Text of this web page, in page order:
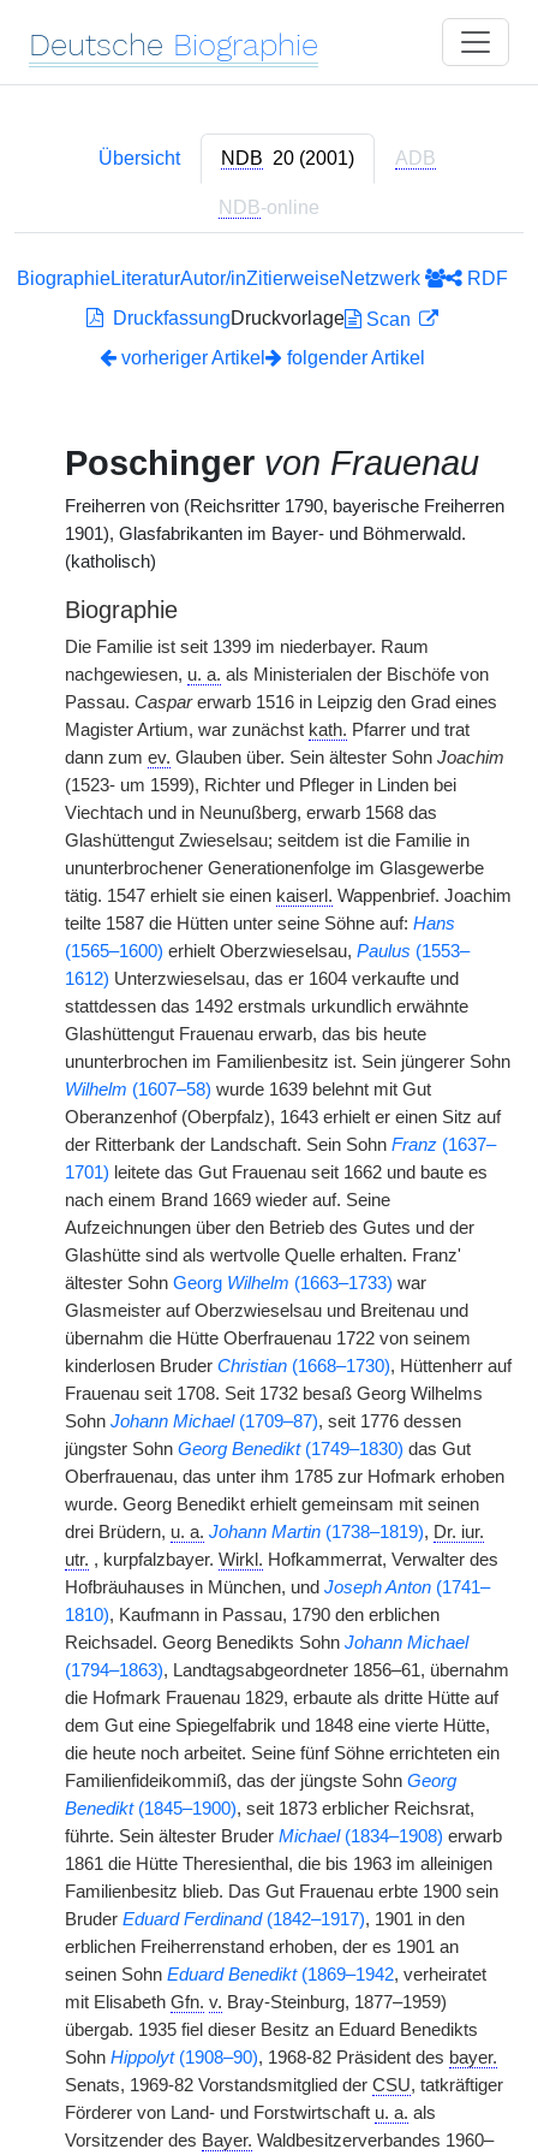
Deutsche Biographie
Übersicht NDB 20 (2001) ADB
NDB-online
BiographieLiteraturAutor/inZitierweiseNetzwerk
RDF
DruckfassungDruckvorlage
Scan
vorheriger Artikel
folgender Artikel
Poschinger von Frauenau
Freiherren von (Reichsritter 1790, bayerische Freiherren
1901), Glasfabrikanten im Bayer- und Böhmerwald.
(katholisch)
Biographie
Die Familie ist seit 1399 im niederbayer. Raum
nachgewiesen, u. a. als Ministerialen der Bischöfe von
Passau. Casparerwarb 1516 in Leipzig den Grad eines
Magister Artium, war zunächst kath. Pfarrer und trat
dann zum ev. Glauben über. Sein ältester Sohn Joachim
(1523- um 1599), Richter und Pfleger in Linden bei
Viechtach und in Neunußberg, erwarb 1568 das
Glashüttengut Zwieselsau; seitdem ist die Familie in
ununterbrochener Generationenfolge im Glasgewerbe
tätig. 1547 erhielt sie einen kaiserl. Wappenbrief. Joachim
teilte 1587 die Hütten unter seine Söhne auf: Hans
(1565–1600) erhielt Oberzwieselsau, Paulus (1553–
1612) Unterzwieselsau, das er 1604 verkaufte und
stattdessen das 1492 erstmals urkundlich erwähnte
Glashüttengut Frauenau erwarb, das bis heute
ununterbrochen im Familienbesitz ist. Sein jüngerer Sohn
Wilhelm (1607–58) wurde 1639 belehnt mit Gut
Oberanzenhof (Oberpfalz), 1643 erhielt er einen Sitz auf
der Ritterbank der Landschaft. Sein Sohn Franz (1637–
1701) leitete das Gut Frauenau seit 1662 und baute es
nach einem Brand 1669 wieder auf. Seine
Aufzeichnungen über den Betrieb des Gutes und der
Glashütte sind als wertvolle Quelle erhalten. Franz'
ältester Sohn Georg Wilhelm (1663–1733) war
Glasmeister auf Oberzwieselsau und Breitenau und
übernahm die Hütte Oberfrauenau 1722 von seinem
kinderlosen Bruder Christian (1668–1730), Hüttenherr auf
Frauenau seit 1708. Seit 1732 besaß Georg Wilhelms
Sohn Johann Michael(1709–87), seit 1776 dessen
jüngster Sohn Georg Benedikt(1749–1830) das Gut
Oberfrauenau, das unter ihm 1785 zur Hofmark erhoben
wurde. Georg Benedikt erhielt gemeinsam mit seinen
drei Brüdern, u. a. Johann Martin (1738–1819), Dr. iur.
utr. , kurpfalzbayer. Wirkl. Hofkammerrat, Verwalter des
Hofbräuhauses in München, und Joseph Anton (1741–
1810), Kaufmann in Passau, 1790 den erblichen
Reichsadel. Georg Benedikts Sohn Johann Michael
(1794–1863), Landtagsabgeordneter 1856–61, übernahm
die Hofmark Frauenau 1829, erbaute als dritte Hütte auf
dem Gut eine Spiegelfabrik und 1848 eine vierte Hütte,
die heute noch arbeitet. Seine fünf Söhne errichteten ein
Familienfideikommiß, das der jüngste Sohn Georg
Benedikt(1845–1900), seit 1873 erblicher Reichsrat,
führte. Sein ältester Bruder Michael(1834–1908) erwarb
1861 die Hütte Theresienthal, die bis 1963 im alleinigen
Familienbesitz blieb. Das Gut Frauenau erbte 1900 sein
Bruder Eduard Ferdinand(1842–1917), 1901 in den
erblichen Freiherrenstand erhoben, der es 1901 an
seinen Sohn Eduard Benedikt(1869–1942, verheiratet
mit Elisabeth Gfn. v. Bray-Steinburg, 1877–1959)
übergab. 1935 fiel dieser Besitz an Eduard Benedikts
Sohn Hippolyt(1908–90), 1968-82 Präsident des bayer.
Senats, 1969-82 Vorstandsmitglied der CSU, tatkräftiger
Förderer von Land- und Forstwirtschaft u. a. als
Vorsitzender des Bayer. Waldbesitzerverbandes 1960–